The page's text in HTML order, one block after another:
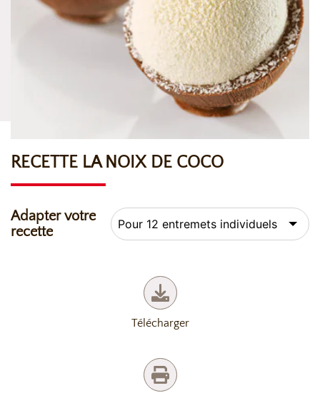
RECETTE LA NOIX DE COCO
Adapter votre
recette
Télécharger